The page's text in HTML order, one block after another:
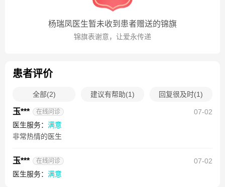
杨瑞凤医生暂未收到患者赠送的锦旗
锦旗表谢意，让爱永传递
患者评价
全部(2) 建议有帮助(1) 回复很及时(1)
玉*** 在线问诊
07-02
医生服务： 满意
非常热情的医生
玉*** 在线问诊
07-02
医生服务： 满意